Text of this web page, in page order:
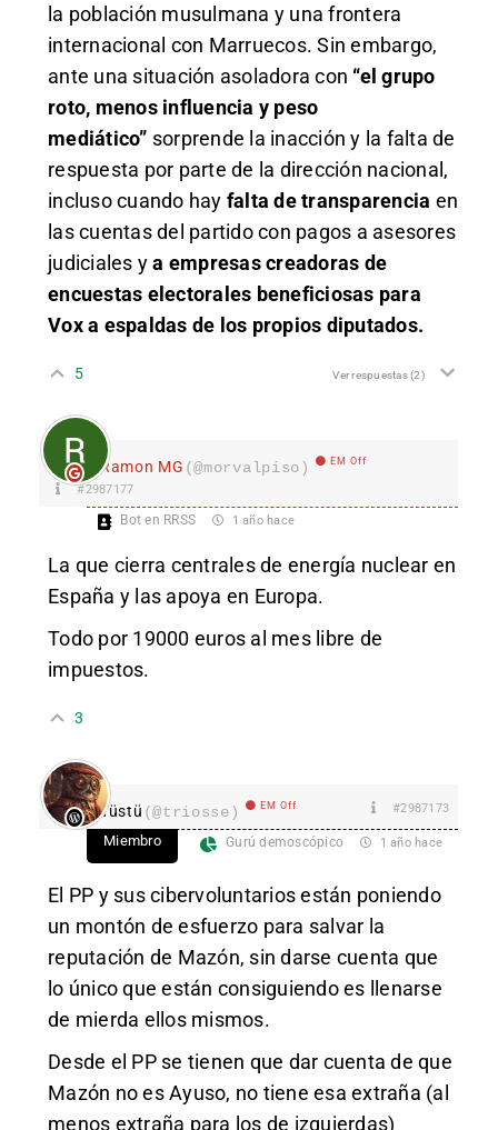
la población musulmana y una frontera
internacional con Marruecos. Sin embargo,
ante una situación asoladora con “el grupo
roto, menos influencia y peso
mediático” sorprende la inacción y la falta de
respuesta por parte de la dirección nacional,
incluso cuando hay falta de transparencia en
las cuentas del partido con pagos a asesores
judiciales ya empresas creadoras de
encuestas electorales beneficiosas para
Vox a espaldas de los propios diputados.
5 Ver respuestas(2)
Ramon MG (@morvalpiso) EM Off
#2987177
Bot en RRSS 1 año hace
La que cierra centrales de energía nuclear en
España y las apoya en Europa.
Todo por 19000 euros al mes libre de
impuestos.
3
Tüstü (@triosse) EM Off #2987173
Miembro Gurú demoscópico 1 año hace
El PP y sus cibervoluntarios están poniendo
un montón de esfuerzo para salvar la
reputación de Mazón, sin darse cuenta que
lo único que están consiguiendo es llenarse
de mierda ellos mismos.
Desde el PP se tienen que dar cuenta de que
Mazón no es Ayuso, no tiene esa extraña (al
menos extraña para los de izquierdas)